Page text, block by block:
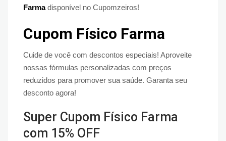
Farmadisponível no Cupomzeiros!
Cupom Físico Farma
Cuide de você com descontos especiais! Aproveite
nossas fórmulas personalizadas com preços
reduzidos para promover sua saúde. Garanta seu
desconto agora!
Super Cupom Físico Farma
com 15% OFF